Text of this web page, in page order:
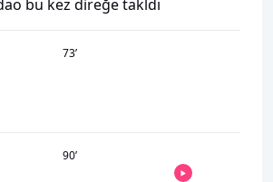
bu kez direğe takldı
73’
90’